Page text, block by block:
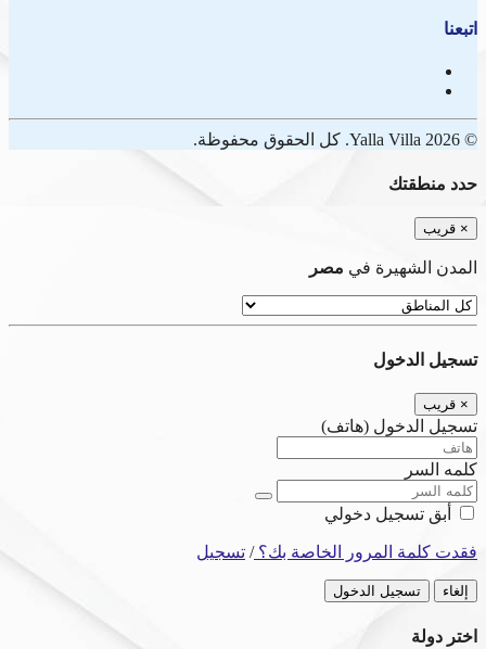
اتبعنا
© 2026 Yalla Villa. كل الحقوق محفوظة.
حدد منطقتك
× قريب
المدن الشهيرة في مصر
تسجيل الدخول
× قريب
تسجيل الدخول (هاتف)
كلمه السر
أبق تسجيل دخولي
فقدت كلمة المرور الخاصة بك؟/ تسجيل
إلغاء تسجيل الدخول
اختر دولة